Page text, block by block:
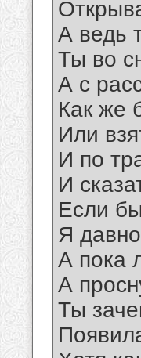
А ведь
Ты во
А с
Как же
Или
И по
И
Если
Я
А пока
А
Ты